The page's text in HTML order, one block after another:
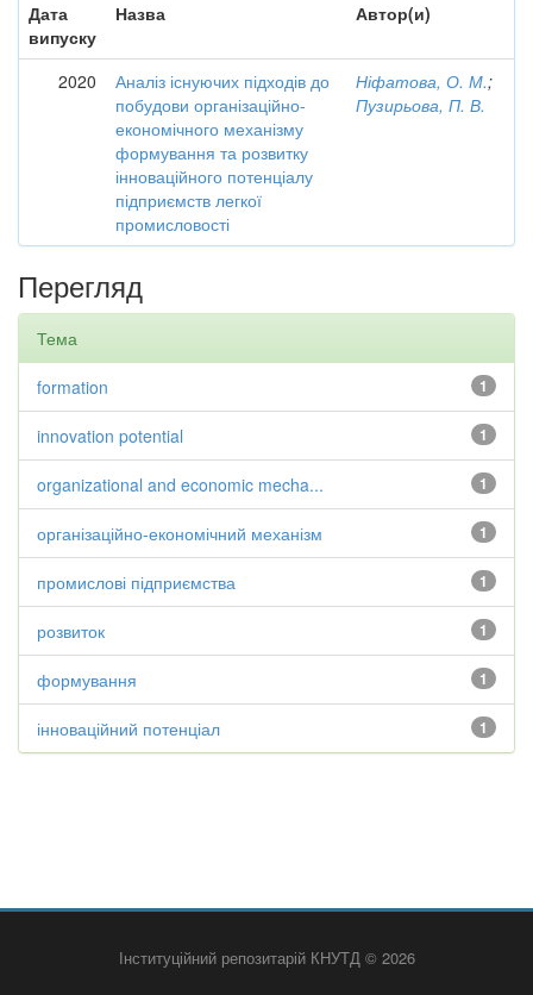
Дата
випуску
Назва Автор(и)
2020
Аналіз існуючих підходів до
побудови організаційно-
економічного механізму
формування та розвитку
інноваційного потенціалу
підприємств легкої
промисловості
Ніфатова, О. М.;
Пузирьова, П. В.
Перегляд
Тема
1
formation
1
innovation potential
1
organizational and economic mecha...
1
організаційно-економічний механізм
1
промислові підприємства
1
розвиток
1
формування
1
інноваційний потенціал
Інституційний репозитарій КНУТД © 2026